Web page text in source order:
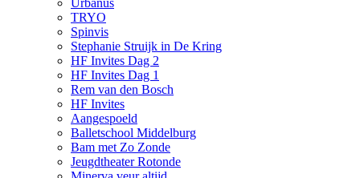
Urbanus
TRYO
Spinvis
Stephanie Struijk in De Kring
HF Invites Dag 2
HF Invites Dag 1
Rem van den Bosch
HF Invites
Aangespoeld
Balletschool Middelburg
Bam met Zo Zonde
Jeugdtheater Rotonde